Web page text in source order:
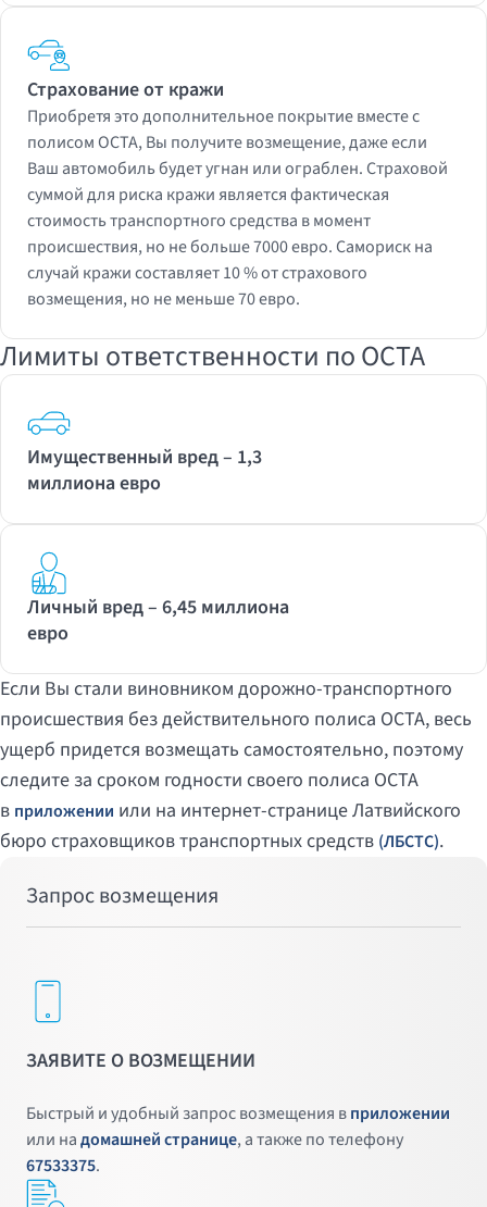
Страхование от кражи
Приобретя это дополнительное покрытие вместе с
полисом OCTA, Вы получите возмещение, даже если
Ваш автомобиль будет угнан или ограблен. Страховой
суммой для риска кражи является фактическая
стоимость транспортного средства в момент
происшествия, но не больше 7000 евро. Самориск на
случай кражи составляет 10 % от страхового
возмещения, но не меньше 70 евро.
Лимиты ответственности по OCTA
Имущественный вред – 1,3
миллиона евро
Личный вред – 6,45 миллиона
евро
Если Вы стали виновником дорожно-транспортного
происшествия без действительного полиса OCTA, весь
ущерб придется возмещать самостоятельно, поэтому
следите за сроком годности своего полиса OCTA
в приложении или на интернет-странице Латвийского
бюро страховщиков транспортных средств (ЛБСТС).
Запрос возмещения
ЗАЯВИТЕ О ВОЗМЕЩЕНИИ
Быстрый и удобный запрос возмещения вприложении
или надомашней странице, а также по телефону
67533375.